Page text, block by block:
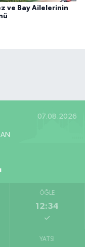
ve Bay Ailelerinin
07.08.2026
ÖĞLE
12:34
YATSI